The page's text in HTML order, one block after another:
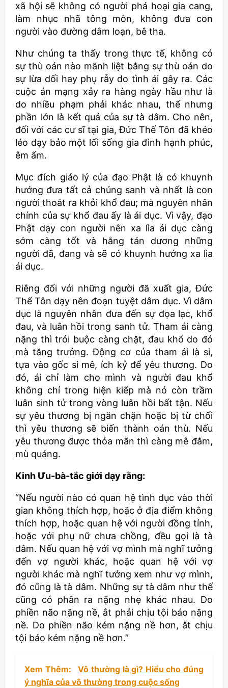
xã hội sẽ không có người phá hoại gia cang,
làm nhục nhã tông môn, không đưa con
người vào đường dâm loạn, bê tha.
Như chúng ta thấy trong thực tế, không có
sự thù oán nào mãnh liệt bằng sự thù oán do
sự lừa dối hay phụ rẫy do tình ái gây ra. Các
cuộc án mạng xảy ra hàng ngày hầu như là
do nhiều phạm phải khác nhau, thế nhưng
phần lớn là kết quả của sự tà dâm. Cho nên,
đối với các cư sĩ tại gia, Đức Thế Tôn đã khéo
léo dạy bảo một lối sống gia đình hạnh phúc,
êm ấm.
Mục đích giáo lý của đạo Phật là có khuynh
hướng đưa tất cả chúng sanh và nhất là con
người thoát ra khỏi khổ đau; mà nguyên nhân
chính của sự khổ đau ấy là ái dục. Vì vậy, đạo
Phật dạy con người nên xa lìa ái dục càng
sớm càng tốt và hằng tán dương những
người đã, đang và sẽ có khuynh hướng xa lìa
ái dục.
Riêng đối với những người đã xuất gia, Đức
Thế Tôn dạy nên đoạn tuyệt dâm dục. Vì dâm
dục là nguyên nhân đưa đến sự đọa lạc, khổ
đau, và luân hồi trong sanh tử. Tham ái càng
nặng thì trói buộc càng chặt, đau khổ do đó
mà tăng trưởng. Động cơ của tham ái là si,
tựa vào gốc si mê, ích kỷ để yêu thương. Do
đó, ái chỉ làm cho mình và người đau khổ
không chỉ trong hiện kiếp mà nó còn trầm
luân sinh tử trong vòng luân hồi bất tận. Nếu
sự yêu thương bị ngăn chặn hoặc bị từ chối
thì yêu thương sẽ biến thành oán thù. Nếu
yêu thương được thỏa mãn thì càng mê đắm,
mù quáng.
Kinh Ưu-bà-tắc giới dạy rằng:
“Nếu người nào có quan hệ tình dục vào thời
gian không thích hợp, hoặc ở địa điểm không
thích hợp, hoặc quan hệ với người đồng tính,
hoặc với phụ nữ chưa chồng, đều gọi là tà
dâm. Nếu quan hệ với vợ mình mà nghĩ tưởng
đến vợ người khác, hoặc quan hệ với vợ
người khác mà nghĩ tưởng xem như vợ mình,
đó cũng là tà dâm. Những sự tà dâm như thế
cũng có phân ra nặng nhẹ khác nhau. Do
phiền não nặng nề, ắt phải chịu tội báo nặng
nề. Do phiền não kém nặng nề hơn, ắt chịu
tội báo kém nặng nề hơn.”
Xem Thêm:
Vô thường là gì? Hiểu cho đúng
ý nghĩa của vô thường trong cuộc sống